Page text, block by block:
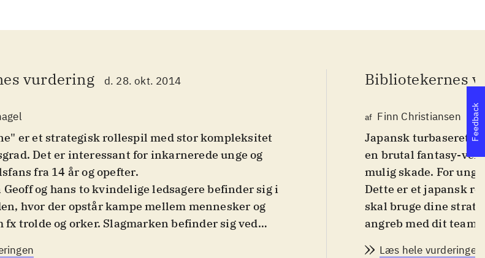
vurdering d. 28. okt. 2014
er et strategisk rollespil med stor kompleksitet
Det er interessant for inkarnerede unge og
fra 14 år og opefter.
og hans to kvindelige ledsagere befinder sig i
hvor der opstår kampe mellem mennesker og
fx trolde og orker. Slagmarken befinder sig ved
Bibliotekernes
af Finn Christiansen
Japansk turbaseret
en brutal fantasy-
mulig skade. For
Dette er et japansk
skal bruge dine
angreb med dit
Læs hele vurderingen
Feedback